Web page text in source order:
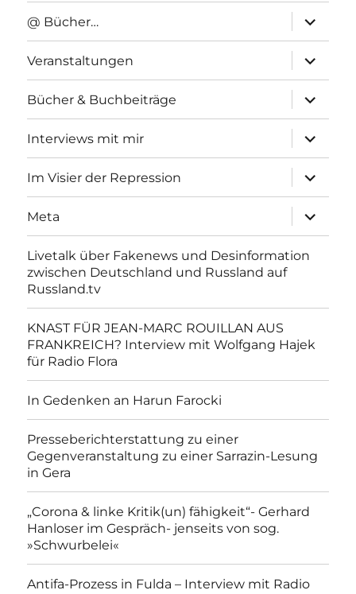
@ Bücher…
anzeigen
Veranstaltungen
anzeigen
Bücher & Buchbeiträge
anzeigen
Interviews mit mir
anzeigen
Im Visier der Repression
anzeigen
Meta
anzeigen
Livetalk über Fakenews und Desinformation
zwischen Deutschland und Russland auf
Russland.tv
KNAST FÜR JEAN-MARC ROUILLAN AUS
FRANKREICH? Interview mit Wolfgang Hajek
für Radio Flora
In Gedenken an Harun Farocki
Presseberichterstattung zu einer
Gegenveranstaltung zu einer Sarrazin-Lesung
in Gera
„Corona & linke Kritik(un) fähigkeit“- Gerhard
Hanloser im Gespräch- jenseits von sog.
»Schwurbelei«
Antifa-Prozess in Fulda – Interview mit Radio